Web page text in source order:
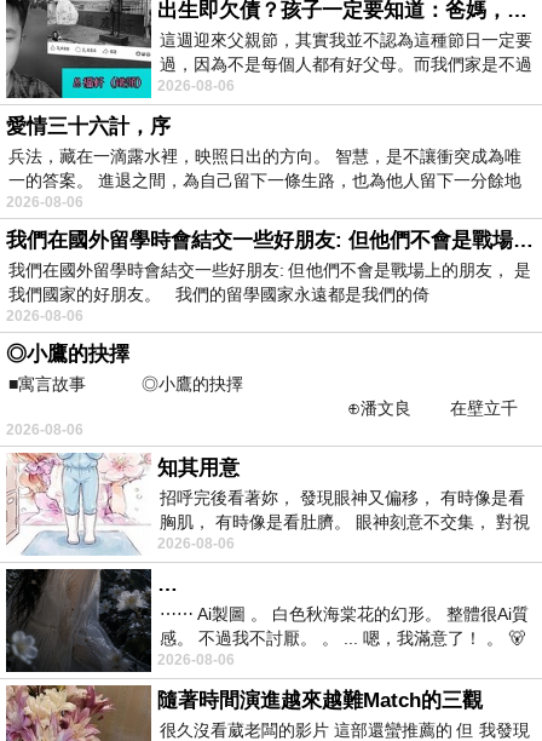
出生即欠債？孩子一定要知道：爸媽，其實我不欠你們
這週迎來父親節，其實我並不認為這種節日一定要
過，因為不是每個人都有好父母。而我們家是不過
節的，平時也沒什麼儀式感，生活趨近冷
2026-08-06
愛情三十六計，序
兵法，藏在一滴露水裡，映照日出的方向。 智慧，是不讓衝突成為唯
一的答案。 進退之間，為自己留下一條生路，也為他人留下一分餘地
2026-08-06
我們在國外留學時會結交一些好朋友: 但他們不會是戰場上的朋友
我們在國外留學時會結交一些好朋友: 但他們不會是戰場上的朋友， 是
我們國家的好朋友。 我們的留學國家永遠都是我們的倚
2026-08-06
◎小鷹的抉擇
■寓言故事 ◎小鷹的抉擇
⊕潘文良 在壁立千
仞的懸崖上，有一座遮天蔽
2026-08-06
知其用意
招呼完後看著妳， 發現眼神又偏移， 有時像是看
胸肌， 有時像是看肚臍。 眼神刻意不交集， 對視
視線不對齊， 讓我很難不
2026-08-06
…
⋯⋯ Ai製圖 。 白色秋海棠花的幻形。 整體很Ai質
感。 不過我不討厭。 。 ... 嗯，我滿意了！ 。 🐻
昨中
2026-08-06
隨著時間演進越來越難Match的三觀
很久沒看葳老闆的影片 這部還蠻推薦的 但 我發現